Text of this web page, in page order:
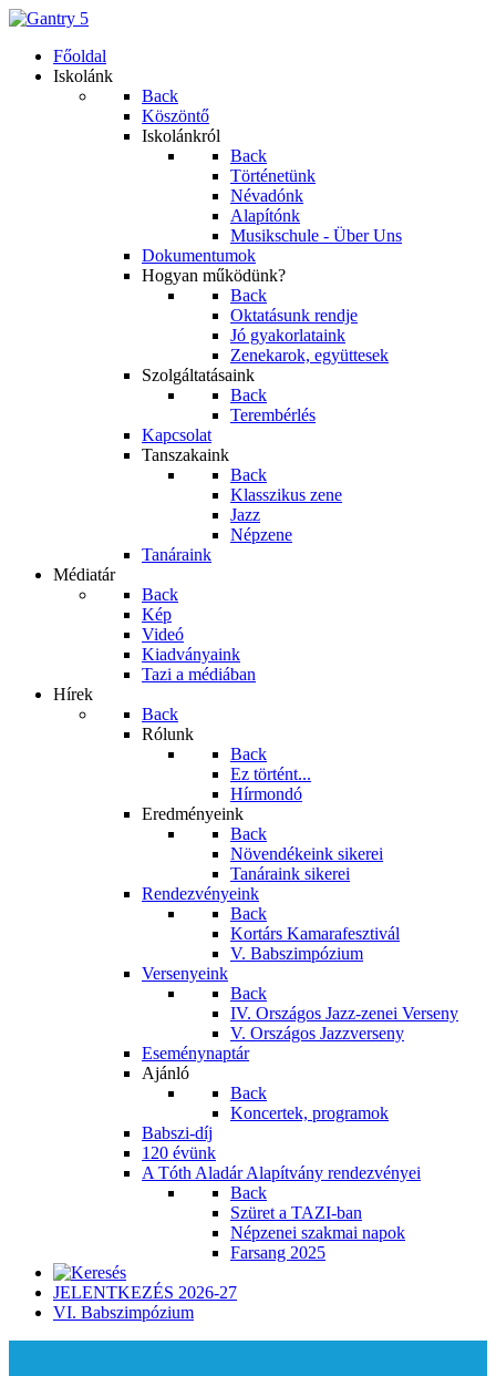
Főoldal
Iskolánk
Back
Köszöntő
Iskolánkról
Back
Történetünk
Névadónk
Alapítónk
Musikschule - Über Uns
Dokumentumok
Hogyan működünk?
Back
Oktatásunk rendje
Jó gyakorlataink
Zenekarok, együttesek
Szolgáltatásaink
Back
Terembérlés
Kapcsolat
Tanszakaink
Back
Klasszikus zene
Jazz
Népzene
Tanáraink
Médiatár
Back
Kép
Videó
Kiadványaink
Tazi a médiában
Hírek
Back
Rólunk
Back
Ez történt...
Hírmondó
Eredményeink
Back
Növendékeink sikerei
Tanáraink sikerei
Rendezvényeink
Back
Kortárs Kamarafesztivál
V. Babszimpózium
Versenyeink
Back
IV. Országos Jazz-zenei Verseny
V. Országos Jazzverseny
Eseménynaptár
Ajánló
Back
Koncertek, programok
Babszi-díj
120 évünk
A Tóth Aladár Alapítvány rendezvényei
Back
Szüret a TAZI-ban
Népzenei szakmai napok
Farsang 2025
JELENTKEZÉS 2026-27
VI. Babszimpózium